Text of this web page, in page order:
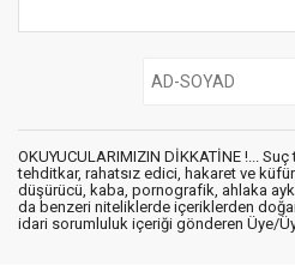
OKUYUCULARIMIZIN DİKKATİNE !... Suç
tehditkar, rahatsız edici, hakaret ve küfür
düşürücü, kaba, pornografik, ahlaka
da benzeri niteliklerde içeriklerden
idari sorumluluk içeriği gönderen Üye/